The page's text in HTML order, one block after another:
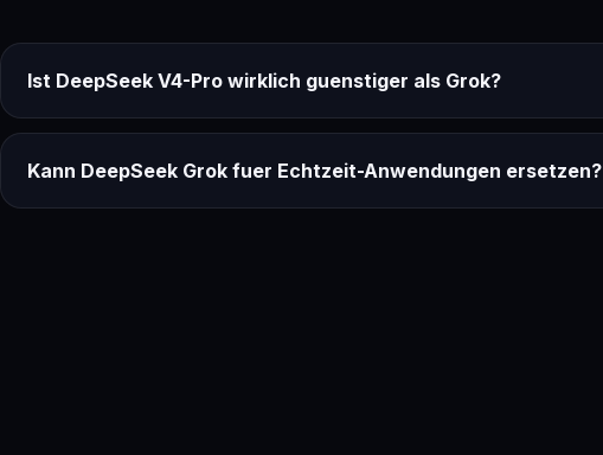
Ist DeepSeek V4-Pro wirklich guenstiger als Grok?
Kann DeepSeek Grok fuer Echtzeit-Anwendungen ersetzen?